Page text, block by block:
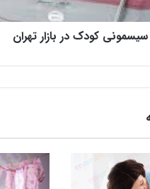
کودک در بازار تهران